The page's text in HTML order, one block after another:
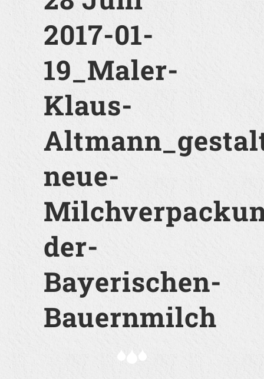
2017-01-
19_Maler-
Klaus-
neue-
der-
Bayerischen-
Bauernmilch